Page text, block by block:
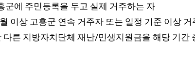
군에 주민등록을 두고 실제 거주하는 자
이상 고흥군 연속 거주자 또는 일정 기준 이상 거
다른 지방자치단체 재난/민생지원금을 해당 기간